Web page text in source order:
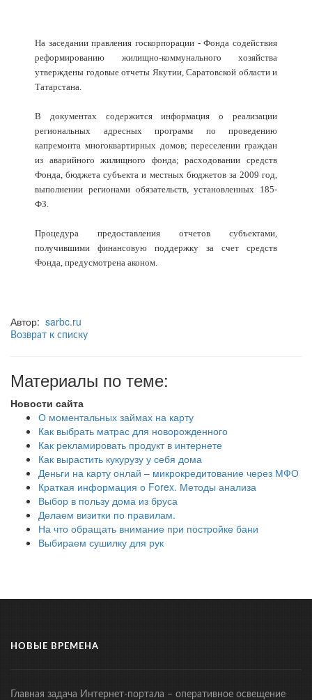
На заседании правления госкорпорации - Фонда содействия
реформированию жилищно-коммунального хозяйства
утверждены годовые отчеты Якутии, Саратовской области и
Татарстана.
В документах содержится информация о реализации
региональных адресных программ по проведению
капремонта многоквартирных домов; переселении граждан
из аварийного жилищного фонда; расходовании средств
Фонда, бюджета субъекта и местных бюджетов за 2009 год,
выполнении регионами обязательств, установленных 185-
ФЗ.
Процедура предоставления отчетов субъектами,
получившими финансовую поддержку за счет средств
Фонда, предусмотрена аконом.
Автор: sarbc.ru
Возврат к списку
Материалы по теме:
Новости сайта
О моментальных займах на карту
Как выбрать матрас для новорожденного
Как рекламировать продукт в интернете
Как вырастить кукурузу у себя дома
Деньги на карту онлай – микрокредитование через МФО
Краткая информация о Forex. Методы анализа
Выбор в пользу дома из бруса
Делаем визитки по правилам.
На что обращать внимание при постройке бани
Выбираем сушилку для рук
НОВЫЕ ВРЕМЕНА
Главная задача Интернет-портала – оперативное освещение